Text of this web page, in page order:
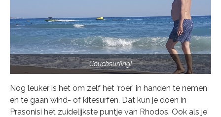
Couchsurfing!
Nog leuker is het om zelf het ‘roer’ in handen te nemen
en te gaan wind- of kitesurfen. Dat kun je doen in
Prasonisi het zuidelijkste puntje van Rhodos. Ook als je